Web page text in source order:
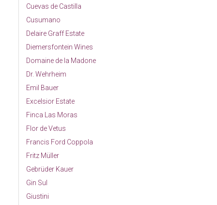
Cuevas de Castilla
Cusumano
Delaire Graff Estate
Diemersfontein Wines
Domaine de la Madone
Dr. Wehrheim
Emil Bauer
Excelsior Estate
Finca Las Moras
Flor de Vetus
Francis Ford Coppola
Fritz Müller
Gebrüder Kauer
Gin Sul
Giustini